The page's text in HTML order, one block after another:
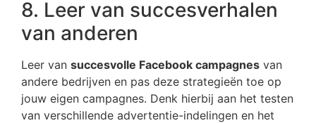
8. Leer van succesverhalen
van anderen
Leer van succesvolle Facebook campagnes van
andere bedrijven en pas deze strategieën toe op
jouw eigen campagnes. Denk hierbij aan het testen
van verschillende advertentie-indelingen en het